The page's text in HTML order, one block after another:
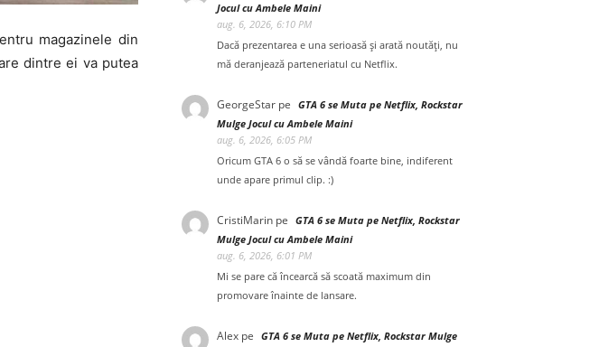
magazinele din
dintre ei va putea
Jocul cu Ambele Maini
aug. 6, 2026, 6:10 PM
Dacă prezentarea e una serioasă și arată noutăți, nu
mă deranjează parteneriatul cu Netflix.
GeorgeStar pe GTA 6 se Muta pe Netflix, Rockstar
Mulge Jocul cu Ambele Maini
aug. 6, 2026, 6:05 PM
Oricum GTA 6 o să se vândă foarte bine, indiferent
unde apare primul clip. :)
CristiMarin pe GTA 6 se Muta pe Netflix, Rockstar
Mulge Jocul cu Ambele Maini
aug. 6, 2026, 6:01 PM
Mi se pare că încearcă să scoată maximum din
promovare înainte de lansare.
Alex pe GTA 6 se Muta pe Netflix, Rockstar Mulge